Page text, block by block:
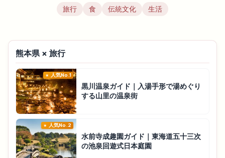
旅行 食 伝統文化 生活
熊本県 × 旅行
人気No.1
黒川温泉ガイド｜入湯手形で湯めぐり
する山里の温泉街
人気No.2
水前寺成趣園ガイド｜東海道五十三次
の池泉回遊式日本庭園